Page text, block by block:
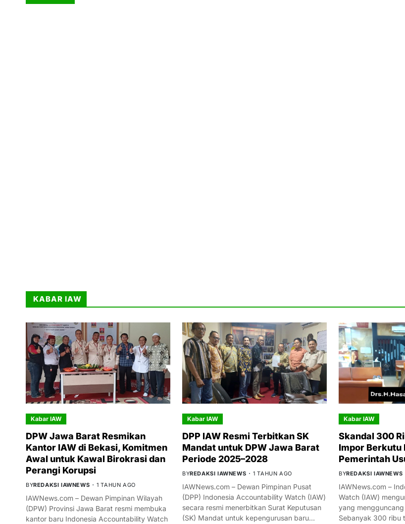
KABAR IAW
Kabar IAW
DPW Jawa Barat Resmikan
Kantor IAW di Bekasi, Komitmen
Awal untuk Kawal Birokrasi dan
Perangi Korupsi
BYREDAKSI IAWNEWS 1 TAHUN AGO
IAWNews.com – Dewan Pimpinan Wilayah
(DPW) Provinsi Jawa Barat resmi membuka
kantor baru Indonesia Accountability Watch
Kabar IAW
DPP IAW Resmi Terbitkan SK
Mandat untuk DPW Jawa Barat
Periode 2025–2028
BYREDAKSI IAWNEWS 1 TAHUN AGO
IAWNews.com – Dewan Pimpinan Pusat
(DPP) Indonesia Accountability Watch (IAW)
secara resmi menerbitkan Surat Keputusan
(SK) Mandat untuk kepengurusan baru…
Kabar IAW
Skandal 300
Impor Berkutu
Pemerintah
BYREDAKSI IAWNEWS
IAWNews.com –
Watch (IAW)
yang
Sebanyak 300 ribu